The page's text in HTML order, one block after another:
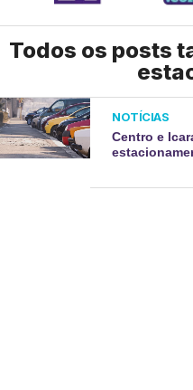
Todos os posts
NOTÍCIAS
Centro e